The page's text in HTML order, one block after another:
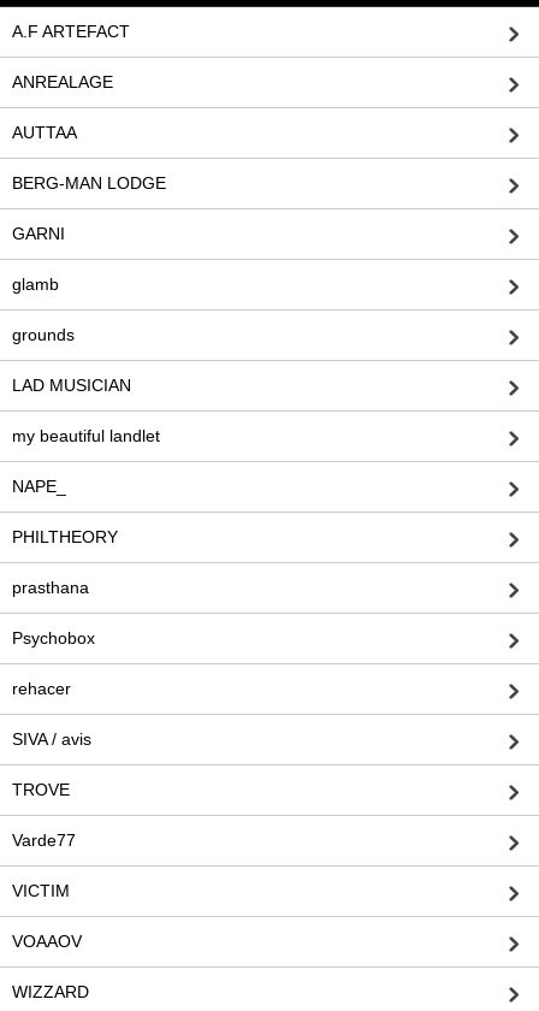
A.F ARTEFACT
ANREALAGE
AUTTAA
BERG-MAN LODGE
GARNI
glamb
grounds
LAD MUSICIAN
my beautiful landlet
NAPE_
PHILTHEORY
prasthana
Psychobox
rehacer
SIVA / avis
TROVE
Varde77
VICTIM
VOAAOV
WIZZARD